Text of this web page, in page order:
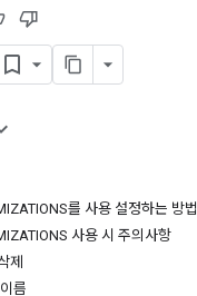
를 사용 설정하는 방법
사용 시 주의사항
제
름